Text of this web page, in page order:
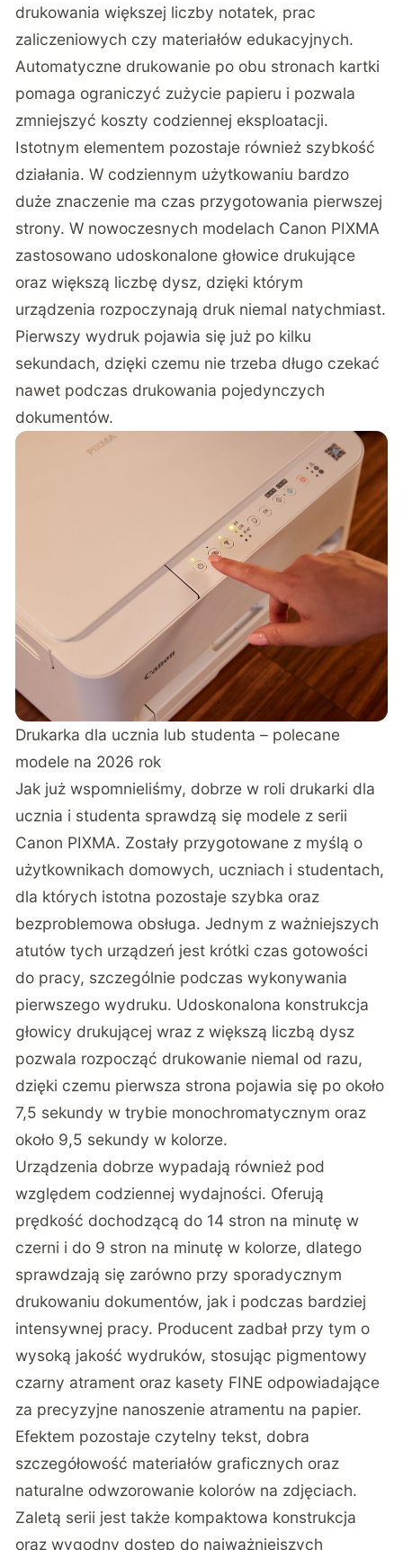
drukowania większej liczby notatek, prac
zaliczeniowych czy materiałów edukacyjnych.
Automatyczne drukowanie po obu stronach kartki
pomaga ograniczyć zużycie papieru i pozwala
zmniejszyć koszty codziennej eksploatacji.
Istotnym elementem pozostaje również szybkość
działania. W codziennym użytkowaniu bardzo
duże znaczenie ma czas przygotowania pierwszej
strony. W nowoczesnych modelach Canon PIXMA
zastosowano udoskonalone głowice drukujące
oraz większą liczbę dysz, dzięki którym
urządzenia rozpoczynają druk niemal natychmiast.
Pierwszy wydruk pojawia się już po kilku
sekundach, dzięki czemu nie trzeba długo czekać
nawet podczas drukowania pojedynczych
dokumentów.
Drukarka dla ucznia lub studenta – polecane
modele na 2026 rok
Jak już wspomnieliśmy, dobrze w roli drukarki dla
ucznia i studenta sprawdzą się modele z serii
Canon PIXMA. Zostały przygotowane z myślą o
użytkownikach domowych, uczniach i studentach,
dla których istotna pozostaje szybka oraz
bezproblemowa obsługa. Jednym z ważniejszych
atutów tych urządzeń jest krótki czas gotowości
do pracy, szczególnie podczas wykonywania
pierwszego wydruku. Udoskonalona konstrukcja
głowicy drukującej wraz z większą liczbą dysz
pozwala rozpocząć drukowanie niemal od razu,
dzięki czemu pierwsza strona pojawia się po około
7,5 sekundy w trybie monochromatycznym oraz
około 9,5 sekundy w kolorze.
Urządzenia dobrze wypadają również pod
względem codziennej wydajności. Oferują
prędkość dochodzącą do 14 stron na minutę w
czerni i do 9 stron na minutę w kolorze, dlatego
sprawdzają się zarówno przy sporadycznym
drukowaniu dokumentów, jak i podczas bardziej
intensywnej pracy. Producent zadbał przy tym o
wysoką jakość wydruków, stosując pigmentowy
czarny atrament oraz kasety FINE odpowiadające
za precyzyjne nanoszenie atramentu na papier.
Efektem pozostaje czytelny tekst, dobra
szczegółowość materiałów graficznych oraz
naturalne odwzorowanie kolorów na zdjęciach.
Zaletą serii jest także kompaktowa konstrukcja
oraz wygodny dostęp do najważniejszych